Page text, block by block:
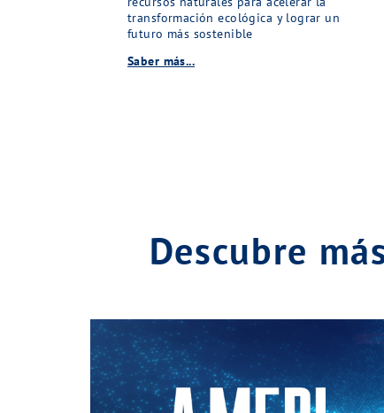
transformación ecológica y lograr un
futuro más sostenible
Saber más...
Descubre